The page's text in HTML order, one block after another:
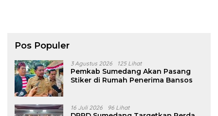
Pos Populer
3 Agustus 2026 125 Lihat
Pemkab Sumedang Akan Pasang
Stiker di Rumah Penerima Bansos
16 Juli 2026 96 Lihat